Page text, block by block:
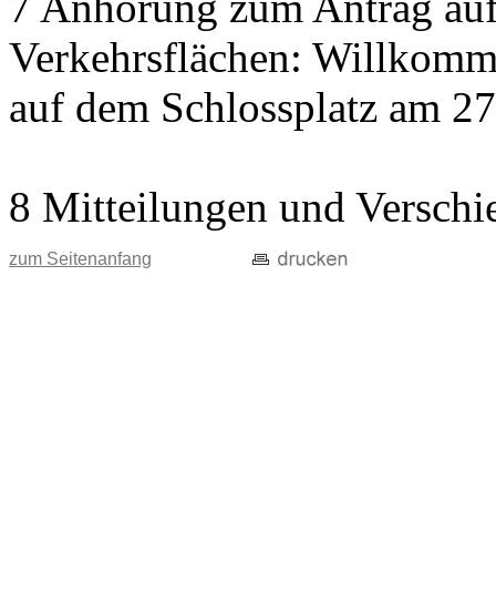
Verkehrsflächen:
auf dem Schlossplatz am
8 Mitteilungen und
zum Seitenanfang